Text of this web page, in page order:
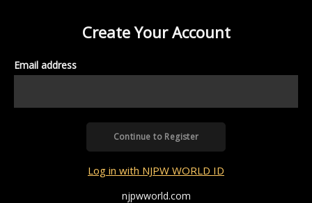
Create Your Account
Email address
Continue to Register
Log in with NJPW WORLD ID
njpwworld.com